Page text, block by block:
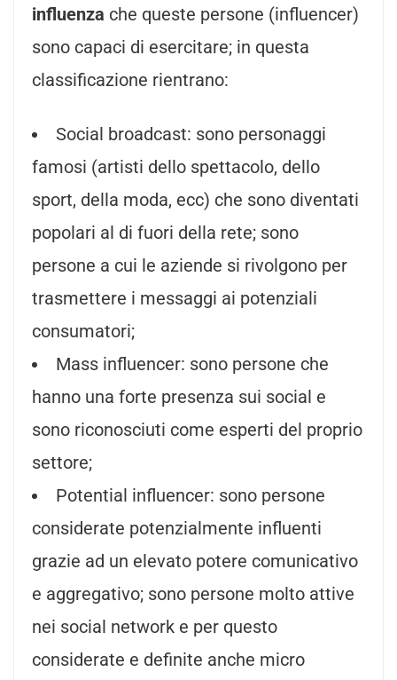
influenza che queste persone (influencer)
sono capaci di esercitare; in questa
classificazione rientrano:
Social broadcast: sono personaggi
famosi (artisti dello spettacolo, dello
sport, della moda, ecc) che sono diventati
popolari al di fuori della rete; sono
persone a cui le aziende si rivolgono per
trasmettere i messaggi ai potenziali
consumatori;
Mass influencer: sono persone che
hanno una forte presenza sui social e
sono riconosciuti come esperti del proprio
settore;
Potential influencer: sono persone
considerate potenzialmente influenti
grazie ad un elevato potere comunicativo
e aggregativo; sono persone molto attive
nei social network e per questo
considerate e definite anche micro